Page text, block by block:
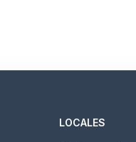
LOCALES